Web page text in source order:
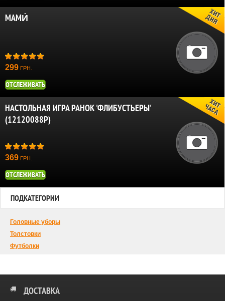
МАМИ́
299 ГРН.
ОТСЛЕЖИВАТЬ
НАСТОЛЬНАЯ ИГРА РАНОК 'ФЛИБУСТЬЕРЫ'
(12120088Р)
369 ГРН.
ОТСЛЕЖИВАТЬ
ПОДКАТЕГОРИИ
Головные уборы
Толстовки
Футболки
ДОСТАВКА